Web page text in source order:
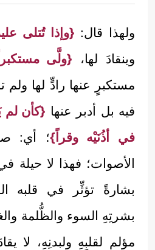
ولهذا قال: {وإذا تُتلى
وينقادَ لها، {ولَّى
مستكبرٍ عنها رادٍّ لها ولم
فيه بل أدبر عنها {كأن لم
في أذُنَيْه وقراً}؛ أي:
الأصوات؛ فهذا لا حيلة
بشارةً تؤثِّر في قلبه
بشرتِهِ السوء والظُّلمة
مؤلم لقلبِهِ ولبدنِهِ، لا